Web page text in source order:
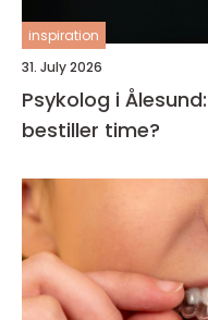
inspiration
31. July 2026
Psykolog i
bestiller time?